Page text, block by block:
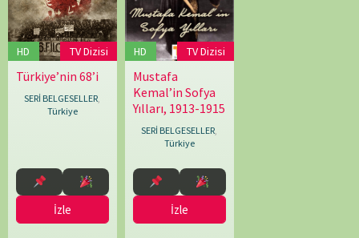
Terraine,
John
Williams,
Robert
Kee
HD TV Dizisi
Türkiye’nin 68’i
SERİ BELGESELLER
Türkiye
04.07.2017
Cengiz
Özkarabekir
İzle
HD TV Dizisi
Mustafa
Kemal’in Sofya
Yılları, 1913-1915
SERİ BELGESELLER
Türkiye
09.01.2023
Ufuk
Karakaş
İzle